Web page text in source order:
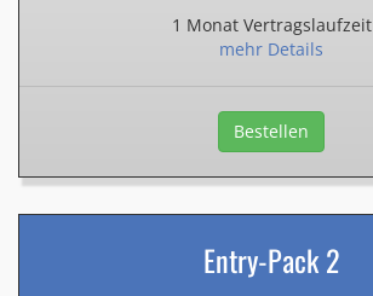
1 Monat Vertragslaufzeit
mehr Details
Bestellen
Entry-Pack 2